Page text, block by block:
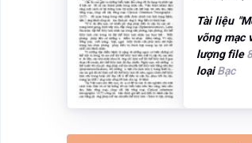
Tài liệu "
võng mạc
lượng file
loạiBạc